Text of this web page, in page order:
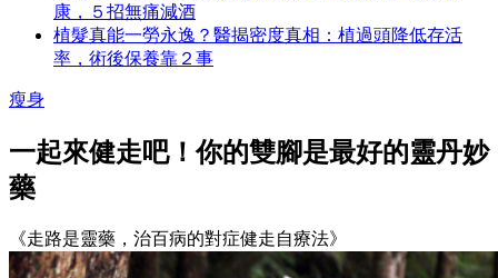
康，５招無痛減酒
植髮真能一勞永逸？醫揭密度真相：植過頭降低存活
率，術後保養靠２事
瘦身
一起來健走吧！你的雙腳是最好的靈丹妙
藥
《走路是靈藥，治百病的對症健走自療法》